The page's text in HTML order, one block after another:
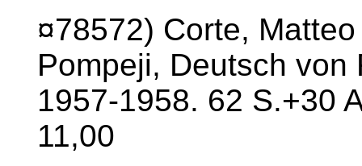
¤78572) Corte,
Pompeji, Deutsch von
1957-1958. 62 S.+30
11,00